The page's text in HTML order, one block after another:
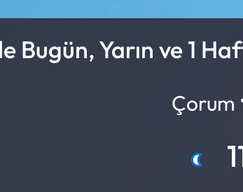
Bugün, Yarın ve 1
Çorum